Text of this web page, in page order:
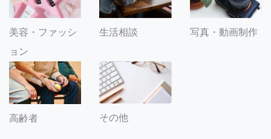
美容・ファッシ
ョン
生活相談 写真・動画制作
高齢者 その他